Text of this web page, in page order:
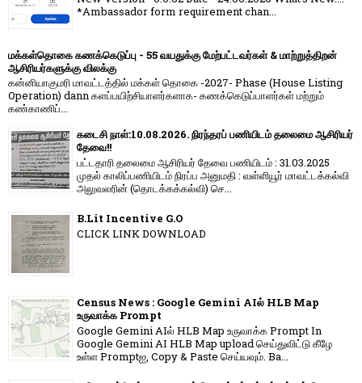
*Ambassador form requirement chan...
மக்கள்தொகை கணக்கெடுப்பு - 55 வயதுக்கு மேற்பட்டவர்கள் & மாற்றுத்திறன்
ஆசிரியர்களுக்கு விலக்கு
கன்னியாகுமரி மாவட்டத்தில் மக்கள் தொகை -2027- Phase (House Listing
Operation) dann களப்பயிற்சியாளர்களாக- கணக்கெடுப்பாளர்கள் மற்றும்
கண்காணிப்...
கடைசி நாள்:10.08.2026. நிரந்தரப் பணியிடம் தலைமை ஆசிரியர்
தேவை!!
பட்டதாரி தலைமை ஆசிரியர் தேவை பணியிடம் : 31.03.2025
முதல் காலிப்பணியிடம் நிரப்ப அனுமதி : வள்ளியூர் மாவட்டக்கல்வி
அலுவலரின் (தொடக்கக்கல்வி) செ...
B.Lit Incentive G.O
CLICK LINK DOWNLOAD
Census News : Google Gemini AIல் HLB Map
உருவாக்க Prompt
Google Gemini AIல் HLB Map உருவாக்க Prompt In
Google Gemini AI HLB Map upload செய்துவிட்டு கீழே
உள்ள Promptஐ, Copy & Paste செய்யவும். Ba...